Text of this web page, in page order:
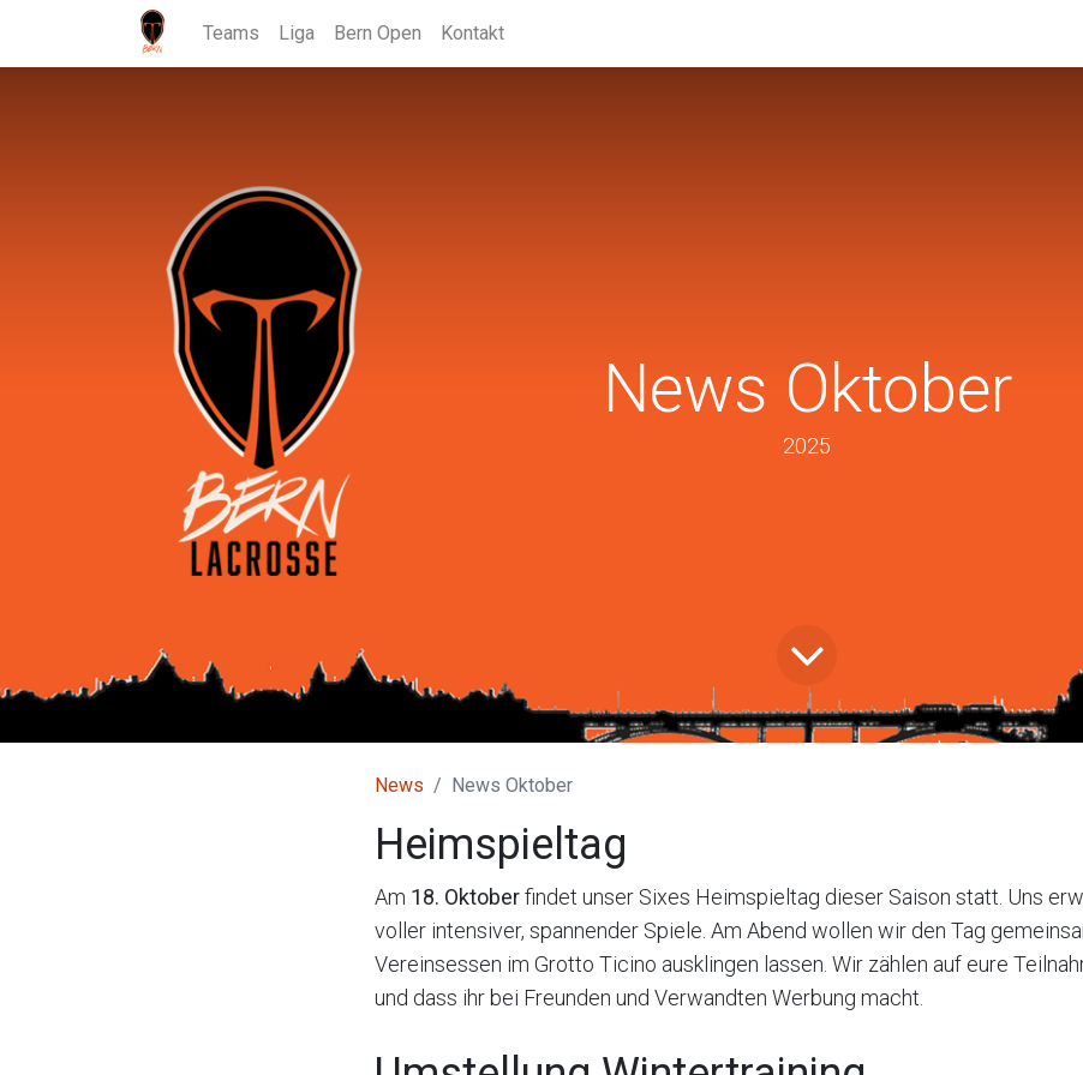
Teams Liga Bern Open Kontakt
News Oktober
2025
News News Oktober
Heimspieltag
Am 18. Oktoberfindet unser Sixes Heimspieltag dieser Saison statt. Uns
voller intensiver, spannender Spiele. Am Abend wollen wir den Tag
Vereinsessen im Grotto Ticino ausklingen lassen. Wir zählen auf eure
und dass ihr bei Freunden und Verwandten Werbung macht.